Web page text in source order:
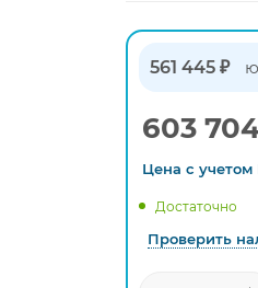
561 445 ₽
603
Цена с учетом
Достаточно
Проверить